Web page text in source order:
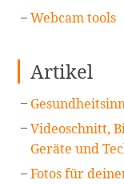
Webcam tools
Artikel
Videoschnitt,
Geräte und
Fotos für